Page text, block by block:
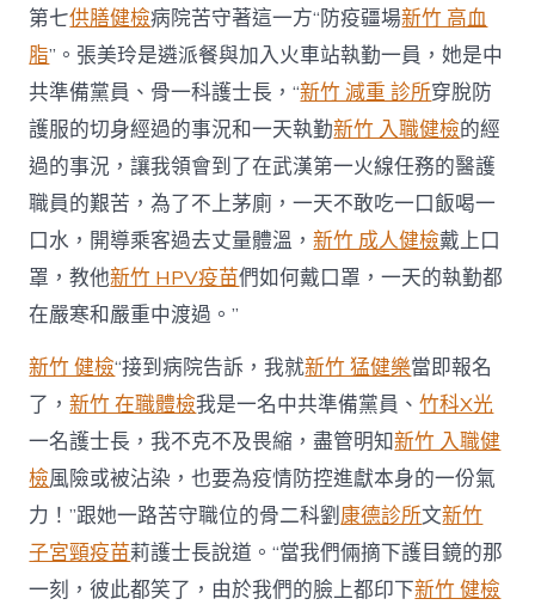
第七供膳健檢病院苦守著這一方“防疫疆場新竹 高血
脂”。張美玲是遴派餐與加入火車站執勤一員，她是中
共準備黨員、骨一科護士長，“新竹 減重 診所穿脫防
護服的切身經過的事況和一天執勤新竹 入職健檢的經
過的事況，讓我領會到了在武漢第一火線任務的醫護
職員的艱苦，為了不上茅廁，一天不敢吃一口飯喝一
口水，開導乘客過去丈量體溫，新竹 成人健檢戴上口
罩，教他新竹 HPV疫苗們如何戴口罩，一天的執勤都
在嚴寒和嚴重中渡過。”
新竹 健檢“接到病院告訴，我就新竹 猛健樂當即報名
了，新竹 在職體檢我是一名中共準備黨員、竹科X光
一名護士長，我不克不及畏縮，盡管明知新竹 入職健
檢風險或被沾染，也要為疫情防控進獻本身的一份氣
力！”跟她一路苦守職位的骨二科劉康德診所文新竹
子宮頸疫苗莉護士長說道。“當我們倆摘下護目鏡的那
一刻，彼此都笑了，由於我們的臉上都印下新竹 健檢